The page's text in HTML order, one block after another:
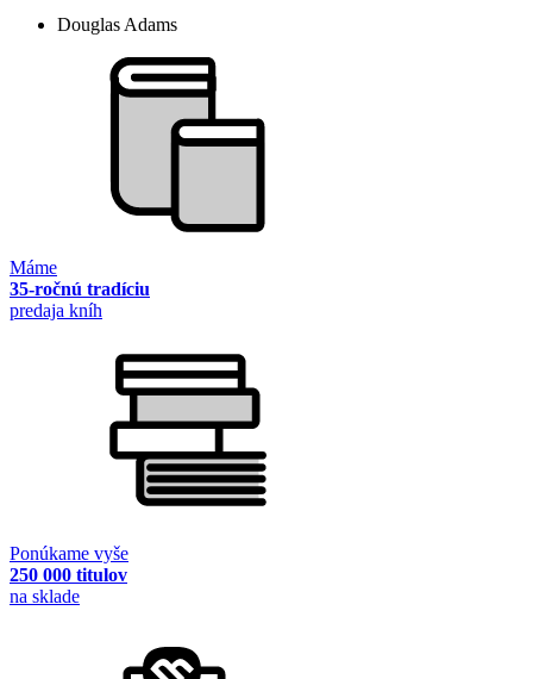
Douglas Adams
Máme
35-ročnú tradíciu
predaja kníh
Ponúkame vyše
250 000 titulov
na sklade